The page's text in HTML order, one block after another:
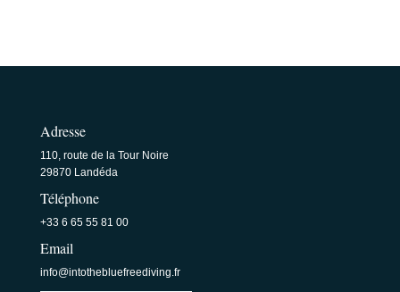
Adresse
110, route de la Tour Noire
29870 Landéda
Téléphone
+33 6 65 55 81 00
Email
info@intothebluefreediving.fr